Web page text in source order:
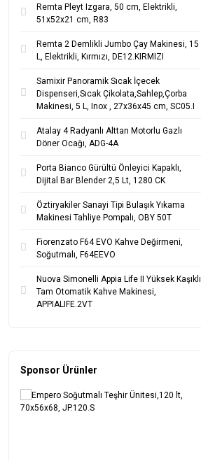
Remta Pleyt Izgara, 50 cm, Elektrikli,
51x52x21 cm, R83
Remta 2 Demlikli Jumbo Çay Makinesi, 15
L, Elektrikli, Kırmızı, DE12.KIRMIZI
Samixir Panoramik Sıcak İçecek
Dispenseri,Sıcak Çikolata,Sahlep,Çorba
Makinesi, 5 L, Inox , 27x36x45 cm, SC05.I
Atalay 4 Radyanlı Alttan Motorlu Gazlı
Döner Ocağı, ADG-4A
Porta Bianco Gürültü Önleyici Kapaklı,
Dijital Bar Blender 2,5 Lt, 1280 CK
Öztiryakiler Sanayi Tipi Bulaşık Yıkama
Makinesi Tahliye Pompalı, OBY 50T
Fiorenzato F64 EVO Kahve Değirmeni,
Soğutmalı, F64EEVO
Nuova Simonelli Appia Life II Yüksek Kaşıklı
Tam Otomatik Kahve Makinesi,
APPIALIFE.2VT
Sponsor Ürünler